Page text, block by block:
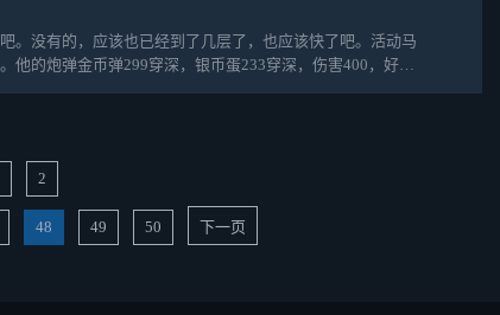
。没有的，应该也已经到了几层了，也应该快了吧。活动马
他的炮弹金币弹299穿深，银币蛋233穿深，伤害400，好多
2
48 49 50 下一页